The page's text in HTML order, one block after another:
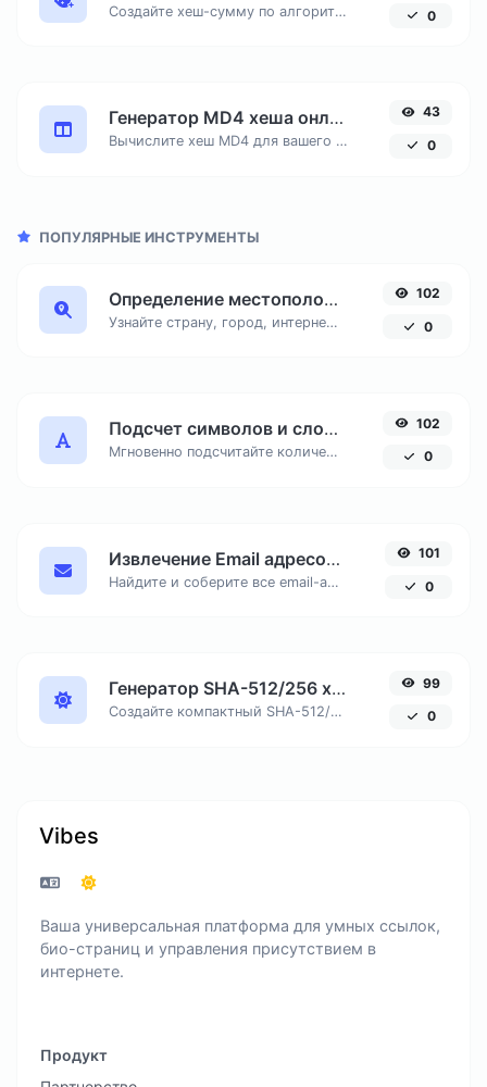
Создайте хеш-сумму по алгоритму MD2 для совместимости со старыми криптографическими системами и устаревшими сертификатами. 0
Генератор MD4 хеша онлайн
Вычислите хеш MD4 для вашего текста или файла. Используется в устаревших протоколах аутентификации Microsoft и NTLM.
43
0
ПОПУЛЯРНЫЕ ИНСТРУМЕНТЫ
Определение местоположения по IP адресу
Узнайте страну, город, интернет-провайдера и часовой пояс любого IP-адреса онлайн. Бесплатный инструмент для точной геолокации по IP.
102
0
Подсчет символов и слов онлайн
Мгновенно подсчитайте количество знаков с пробелами и без, число слов и строк в вашем тексте для SEO и копирайтинга.
102
0
Извлечение Email адресов из текста онлайн
Найдите и соберите все email-адреса из любого текстового документа, удалив дубликаты.
101
0
Генератор SHA-512/256 хеша онлайн
Создайте компактный SHA-512/256 хеш, обеспечивающий 128-битную безопасность без избыточной длины вывода.
99
0
Vibes
Ваша универсальная платформа для умных ссылок,
био-страниц и управления присутствием в
интернете.
Продукт